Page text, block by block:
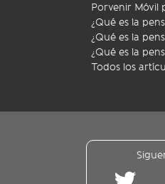
Porvenir Móvil
¿Qué es la
¿Qué es la
¿Qué es la
Todos los